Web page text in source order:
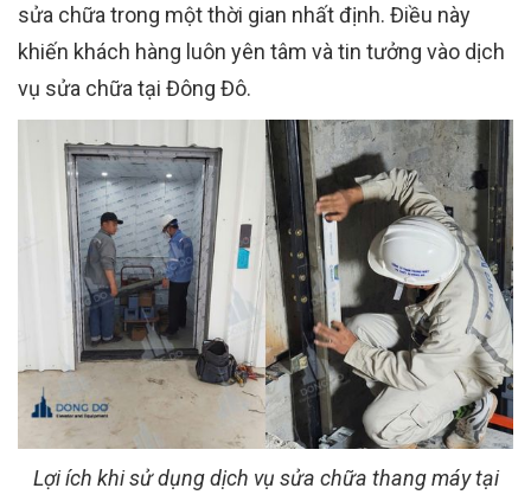
sửa chữa trong một thời gian nhất định. Điều này
khiến khách hàng luôn yên tâm và tin tưởng vào dịch
vụ sửa chữa tại Đông Đô.
Lợi ích khi sử dụng dịch vụ sửa chữa thang máy tại